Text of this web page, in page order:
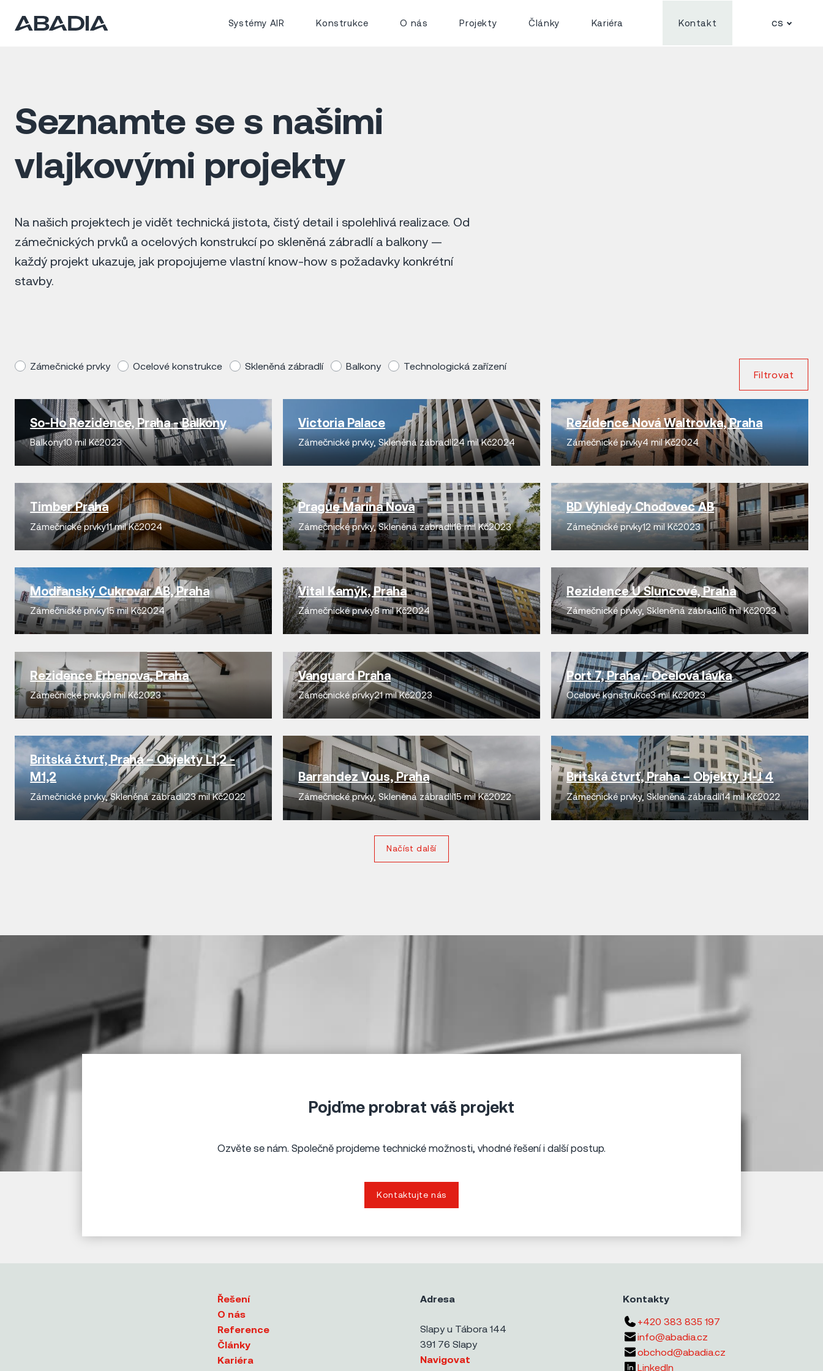
Systémy AIR Konstrukce O nás Projekty Články Kariéra Kontakt cs
Seznamte se s našimi
vlajkovými projekty
Na našich projektech je vidět technická jistota, čistý detail i spolehlivá realizace. Od
zámečnických prvků a ocelových konstrukcí po skleněná zábradlí a balkony —
každý projekt ukazuje, jak propojujeme vlastní know-how s požadavky konkrétní
stavby.
Zámečnické prvky Ocelové konstrukce Skleněná zábradlí Balkony Technologická zařízení
Filtrovat
So-Ho Rezidence, Praha - Balkony
Balkony10 mil Kč2023
Victoria Palace
Zámečnické prvky,Skleněná zábradlí24 mil Kč2024
Rezidence Nová Waltrovka, Praha
Zámečnické prvky4 mil Kč2024
Timber Praha
Zámečnické prvky11 mil Kč2024
Prague Marina Nova
Zámečnické prvky,Skleněná zábradlí16 mil Kč2023
BD Výhledy Chodovec AB
Zámečnické prvky12 mil Kč2023
Modřanský Cukrovar AB, Praha
Zámečnické prvky15 mil Kč2024
Vital Kamýk, Praha
Zámečnické prvky8 mil Kč2024
Rezidence U Sluncové, Praha
Zámečnické prvky,Skleněná zábradlí6 mil Kč2023
Rezidence Erbenova, Praha
Zámečnické prvky9 mil Kč2023
Vanguard Praha
Zámečnické prvky21 mil Kč2023
Port 7, Praha - Ocelová lávka
Ocelové konstrukce3 mil Kč2023
Britská čtvrť, Praha – Objekty L1,2 -
M1,2
Zámečnické prvky,Skleněná zábradlí23 mil Kč2022
Barrandez Vous, Praha
Zámečnické prvky,Skleněná zábradlí15 mil Kč2022
Britská čtvrť, Praha – Objekty J1-J 4
Zámečnické prvky,Skleněná zábradlí14 mil Kč2022
Načíst další
Pojďme probrat váš projekt
Ozvěte se nám. Společně projdeme technické možnosti, vhodné řešení i další postup.
Kontaktujte nás
Řešení
O nás
Reference
Články
Kariéra
Adresa
Slapy u Tábora 144
391 76 Slapy
Navigovat
Kontakty
+420 383 835 197
info@abadia.cz
obchod@abadia.cz
LinkedIn